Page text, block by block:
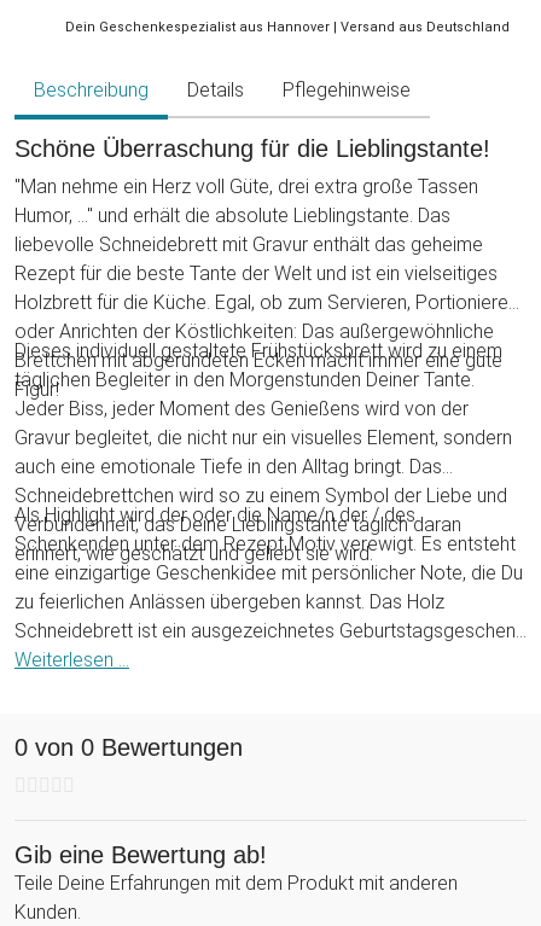
Dein Geschenkespezialist aus Hannover | Versand aus Deutschland
Beschreibung Details Pflegehinweise
Schöne Überraschung für die Lieblingstante!
"Man nehme ein Herz voll Güte, drei extra große Tassen
Humor, ..." und erhält die absolute Lieblingstante. Das
liebevolle Schneidebrett mit Gravur enthält das geheime
Rezept für die beste Tante der Welt und ist ein vielseitiges
Holzbrett für die Küche. Egal, ob zum Servieren, Portionieren
oder Anrichten der Köstlichkeiten: Das außergewöhnliche
Brettchen mit abgerundeten Ecken macht immer eine gute
Figur!
Dieses individuell gestaltete Frühstücksbrett wird zu einem
täglichen Begleiter in den Morgenstunden Deiner Tante.
Jeder Biss, jeder Moment des Genießens wird von der
Gravur begleitet, die nicht nur ein visuelles Element, sondern
auch eine emotionale Tiefe in den Alltag bringt. Das
Schneidebrettchen wird so zu einem Symbol der Liebe und
Verbundenheit, das Deine Lieblingstante täglich daran
erinnert, wie geschätzt und geliebt sie wird.
Als Highlight wird der oder die Name/n der / des
Schenkenden unter dem Rezept Motiv verewigt. Es entsteht
eine einzigartige Geschenkidee mit persönlicher Note, die Du
zu feierlichen Anlässen übergeben kannst. Das Holz
Schneidebrett ist ein ausgezeichnetes Geburtstagsgeschenk
oder Weihnachtsgeschenk für Deine Tante oder Patentante
Weiterlesen ...
0 von 0 Bewertungen
Gib eine Bewertung ab!
Teile Deine Erfahrungen mit dem Produkt mit anderen
Kunden.